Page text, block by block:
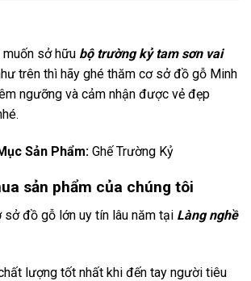
muốn sở hữu bộ trường kỷ tam sơn vai
trên thì hãy ghé thăm cơ sở đồ gỗ Minh
ngưỡng và cảm nhận được vẻ đẹp
Sản Phẩm: Ghế Trường Kỷ
sản phẩm của chúng tôi
sở đồ gỗ lớn uy tín lâu năm tại Làng nghề
lượng tốt nhất khi đến tay người tiêu